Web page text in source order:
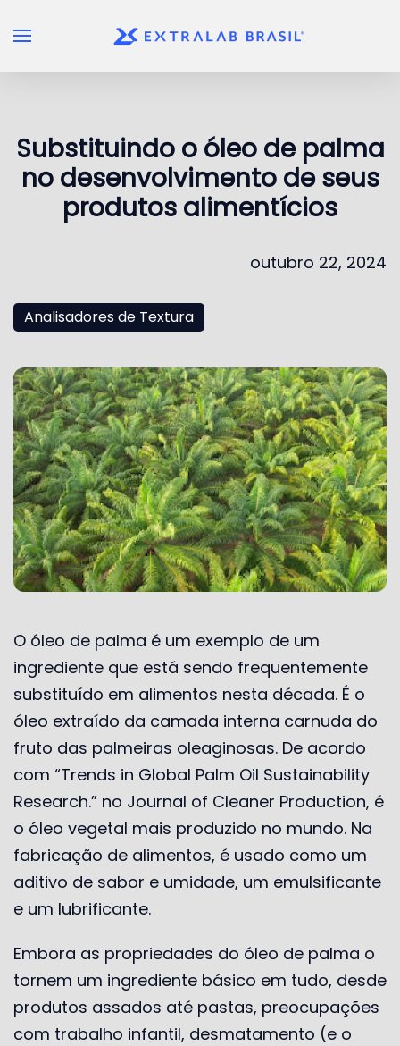
Skip to main content
Substituindo o óleo de palma
no desenvolvimento de seus
produtos alimentícios
outubro 22, 2024
Analisadores de Textura
O óleo de palma é um exemplo de um
ingrediente que está sendo frequentemente
substituído em alimentos nesta década. É o
óleo extraído da camada interna carnuda do
fruto das palmeiras oleaginosas. De acordo
com “Trends in Global Palm Oil Sustainability
Research.” no Journal of Cleaner Production, é
o óleo vegetal mais produzido no mundo. Na
fabricação de alimentos, é usado como um
aditivo de sabor e umidade, um emulsificante
e um lubrificante.
Embora as propriedades do óleo de palma o
tornem um ingrediente básico em tudo, desde
produtos assados ​​até pastas, preocupações
com trabalho infantil, desmatamento (e o